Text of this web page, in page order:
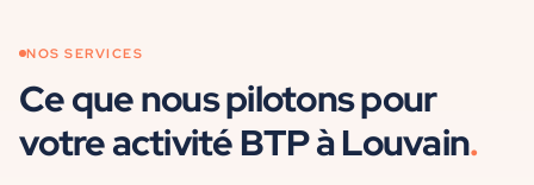
NOS SERVICES
Ce que nous pilotons pour
votreactivité BTPàLouvain.